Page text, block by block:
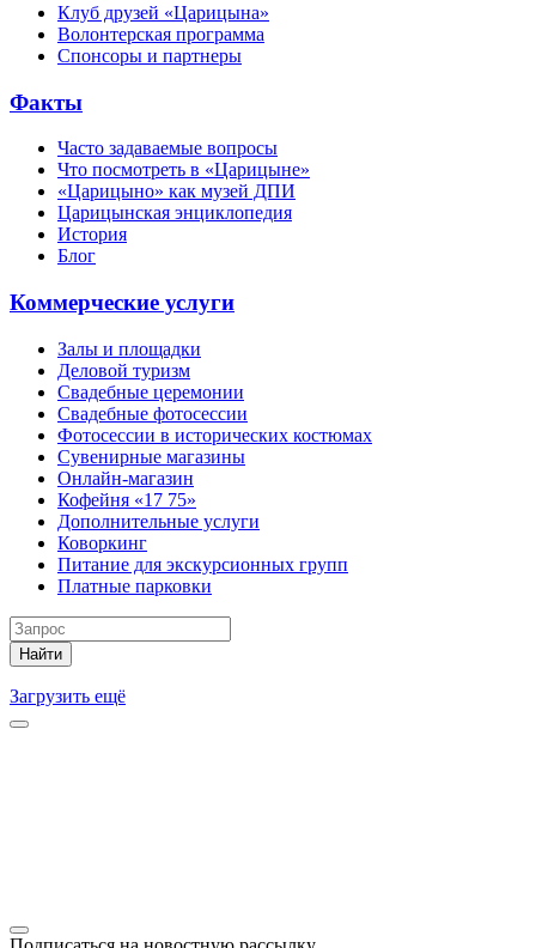
Клуб друзей «Царицына»
Волонтерская программа
Спонсоры и партнеры
Факты
Часто задаваемые вопросы
Что посмотреть в «Царицыне»
«Царицыно» как музей ДПИ
Царицынская энциклопедия
История
Блог
Коммерческие услуги
Залы и площадки
Деловой туризм
Свадебные церемонии
Свадебные фотосессии
Фотосессии в исторических костюмах
Сувенирные магазины
Онлайн-магазин
Кофейня «17 75»
Дополнительные услуги
Коворкинг
Питание для экскурсионных групп
Платные парковки
Найти
Загрузить ещё